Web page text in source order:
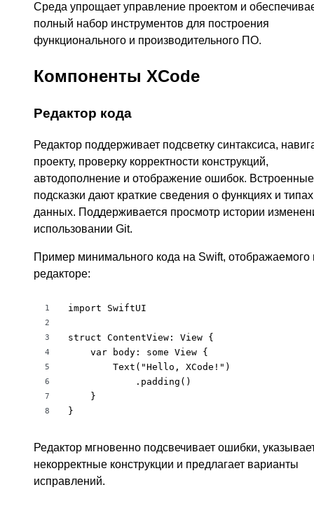
Среда упрощает управление проектом и
полный набор инструментов для построения
функционального и производительного ПО.
Компоненты XCode
Редактор кода
Редактор поддерживает подсветку синтаксиса,
проекту, проверку корректности конструкций,
автодополнение и отображение ошибок. Встроенные
подсказки дают краткие сведения о функциях и типах
данных. Поддерживается просмотр истории
использовании Git.
Пример минимального кода на Swift, отображаемого
редакторе:
1
2
3
4
5
6
7
8
import SwiftUI
struct ContentView: View {
    var body: some View {
        Text("Hello, XCode!")
            .padding()
    }
}
Редактор мгновенно подсвечивает ошибки,
некорректные конструкции и предлагает варианты
исправлений.